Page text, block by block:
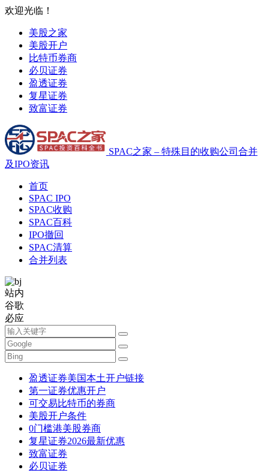
欢迎光临！
美股之家
美股开户
比特币券商
必贝证券
盈透证券
复星证券
致富证券
SPAC之家 – 特殊目的收购公司合并
及IPO资讯
首页
SPAC IPO
SPAC收购
SPAC百科
IPO撤回
SPAC清算
合并列表
站内
谷歌
必应
盈透证券美国本土开户链接
第一证券优惠开户
可交易比特币的券商
美股开户条件
0门槛港美股券商
复星证券2026最新优惠
致富证券
必贝证券